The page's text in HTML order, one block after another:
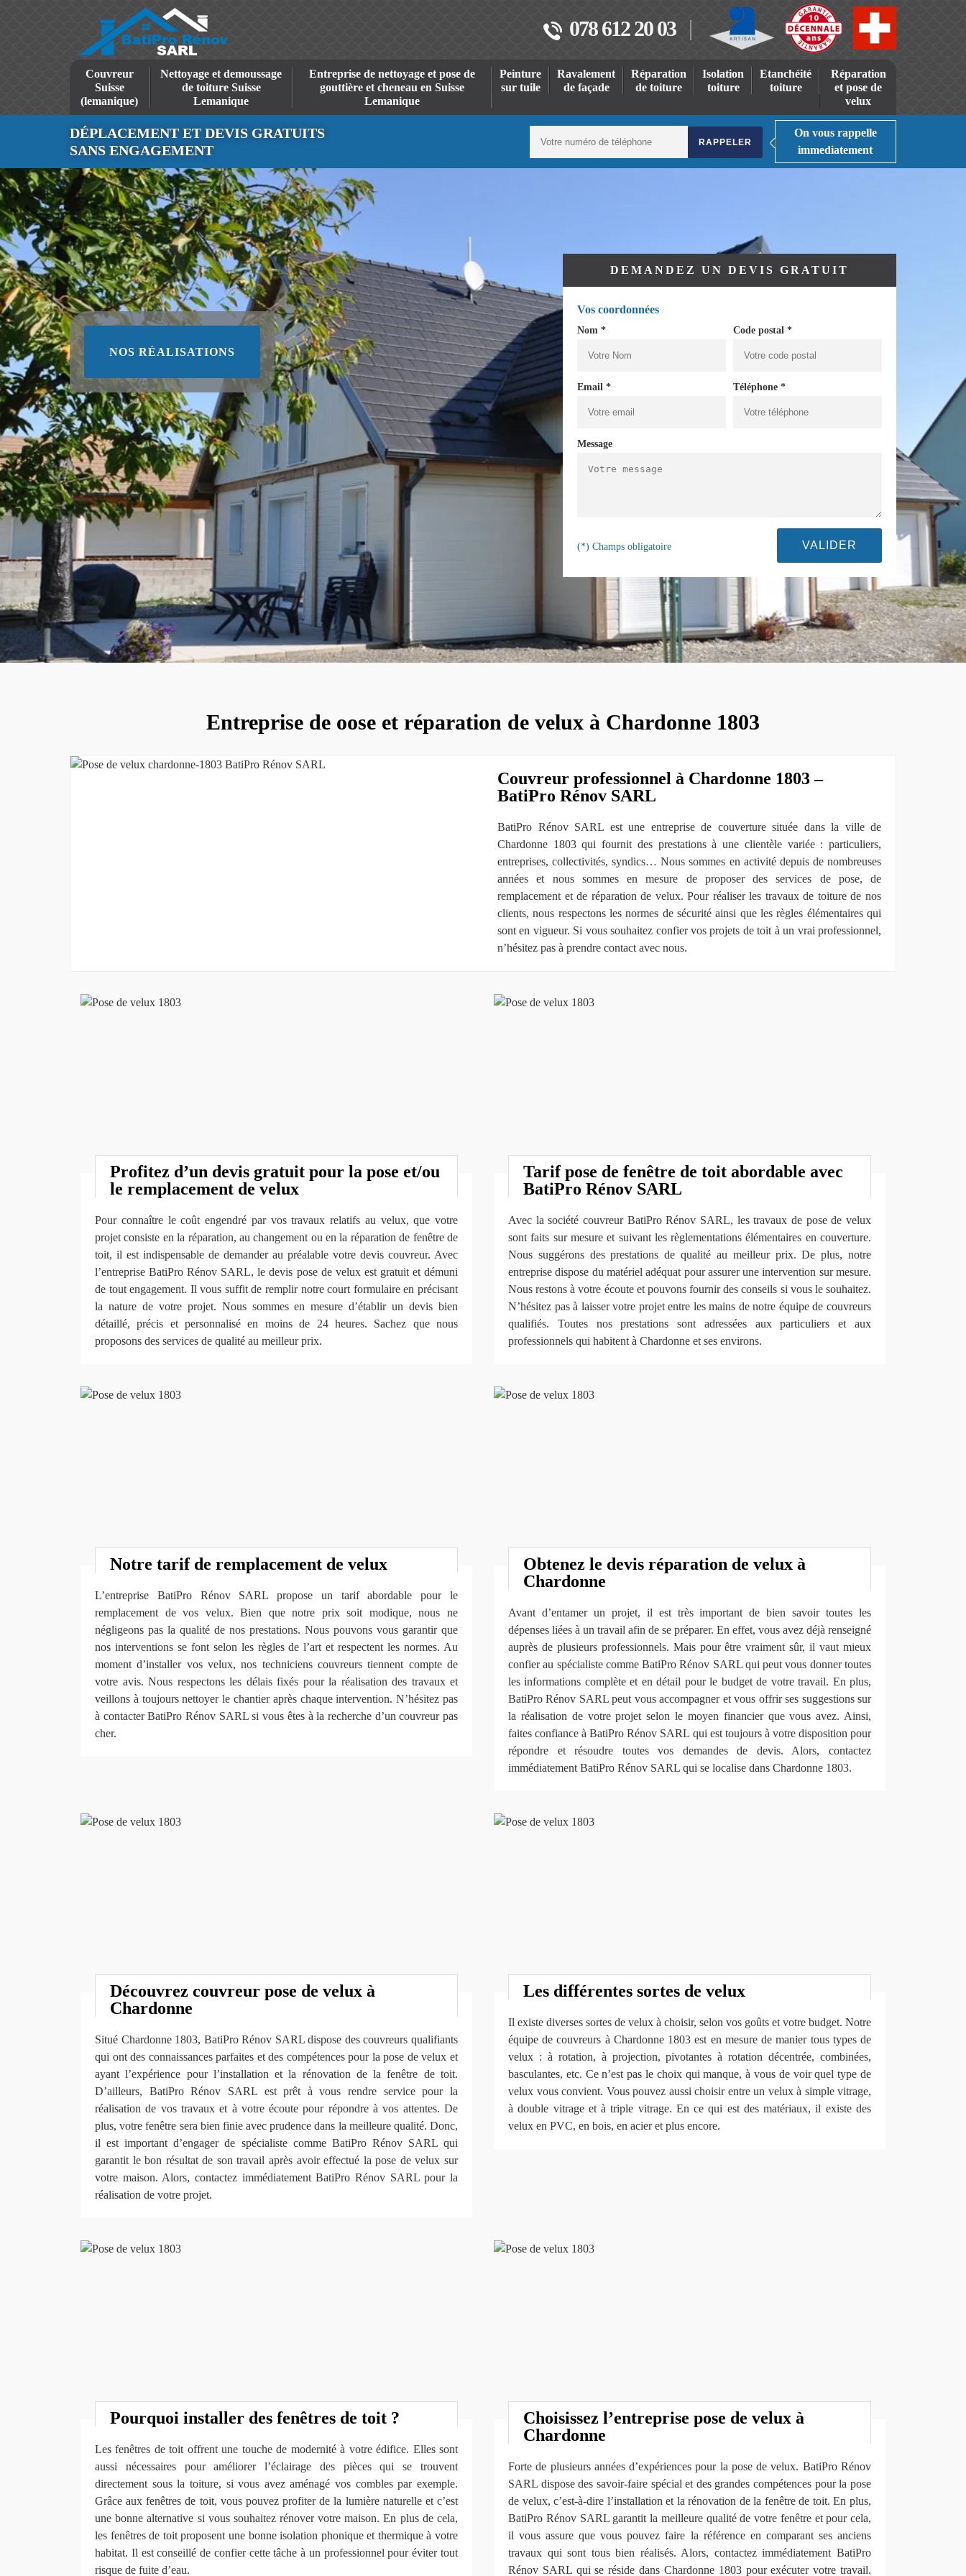
078 612 20 03
Couvreur
Suisse
(lemanique)
Nettoyage et demoussage
de toiture Suisse
Lemanique
Entreprise de nettoyage et pose de
gouttière et cheneau en Suisse
Lemanique
Peinture
sur tuile
Ravalement
de façade
Réparation
de toiture
Isolation
toiture
Etanchéité
toiture
Réparation
et pose de
velux
DÉPLACEMENT ET DEVIS GRATUITS
SANS ENGAGEMENT
On vous rappelle
immediatement
NOS RÉALISATIONS
DEMANDEZ UN DEVIS GRATUIT
Vos coordonnées
Nom * Code postal *
Email * Téléphone *
Message
(*) Champs obligatoire
Entreprise de oose et réparation de velux à Chardonne 1803
Couvreur professionnel à Chardonne 1803 –
BatiPro Rénov SARL
BatiPro Rénov SARL est une entreprise de couverture située dans la ville de
Chardonne 1803 qui fournit des prestations à une clientèle variée : particuliers,
entreprises, collectivités, syndics… Nous sommes en activité depuis de nombreuses
années et nous sommes en mesure de proposer des services de pose, de
remplacement et de réparation de velux. Pour réaliser les travaux de toiture de nos
clients, nous respectons les normes de sécurité ainsi que les règles élémentaires qui
sont en vigueur. Si vous souhaitez confier vos projets de toit à un vrai professionnel,
n’hésitez pas à prendre contact avec nous.
Profitez d’un devis gratuit pour la pose et/ou
le remplacement de velux
Pour connaître le coût engendré par vos travaux relatifs au velux, que votre
projet consiste en la réparation, au changement ou en la réparation de fenêtre de
toit, il est indispensable de demander au préalable votre devis couvreur. Avec
l’entreprise BatiPro Rénov SARL, le devis pose de velux est gratuit et démuni
de tout engagement. Il vous suffit de remplir notre court formulaire en précisant
la nature de votre projet. Nous sommes en mesure d’établir un devis bien
détaillé, précis et personnalisé en moins de 24 heures. Sachez que nous
proposons des services de qualité au meilleur prix.
Tarif pose de fenêtre de toit abordable avec
BatiPro Rénov SARL
Avec la société couvreur BatiPro Rénov SARL, les travaux de pose de velux
sont faits sur mesure et suivant les règlementations élémentaires en couverture.
Nous suggérons des prestations de qualité au meilleur prix. De plus, notre
entreprise dispose du matériel adéquat pour assurer une intervention sur mesure.
Nous restons à votre écoute et pouvons fournir des conseils si vous le souhaitez.
N’hésitez pas à laisser votre projet entre les mains de notre équipe de couvreurs
qualifiés. Toutes nos prestations sont adressées aux particuliers et aux
professionnels qui habitent à Chardonne et ses environs.
Notre tarif de remplacement de velux
L’entreprise BatiPro Rénov SARL propose un tarif abordable pour le
remplacement de vos velux. Bien que notre prix soit modique, nous ne
négligeons pas la qualité de nos prestations. Nous pouvons vous garantir que
nos interventions se font selon les règles de l’art et respectent les normes. Au
moment d’installer vos velux, nos techniciens couvreurs tiennent compte de
votre avis. Nous respectons les délais fixés pour la réalisation des travaux et
veillons à toujours nettoyer le chantier après chaque intervention. N’hésitez pas
à contacter BatiPro Rénov SARL si vous êtes à la recherche d’un couvreur pas
cher.
Obtenez le devis réparation de velux à
Chardonne
Avant d’entamer un projet, il est très important de bien savoir toutes les
dépenses liées à un travail afin de se préparer. En effet, vous avez déjà renseigné
auprès de plusieurs professionnels. Mais pour être vraiment sûr, il vaut mieux
confier au spécialiste comme BatiPro Rénov SARL qui peut vous donner toutes
les informations complète et en détail pour le budget de votre travail. En plus,
BatiPro Rénov SARL peut vous accompagner et vous offrir ses suggestions sur
la réalisation de votre projet selon le moyen financier que vous avez. Ainsi,
faites confiance à BatiPro Rénov SARL qui est toujours à votre disposition pour
répondre et résoudre toutes vos demandes de devis. Alors, contactez
immédiatement BatiPro Rénov SARL qui se localise dans Chardonne 1803.
Découvrez couvreur pose de velux à
Chardonne
Situé Chardonne 1803, BatiPro Rénov SARL dispose des couvreurs qualifiants
qui ont des connaissances parfaites et des compétences pour la pose de velux et
ayant l’expérience pour l’installation et la rénovation de la fenêtre de toit.
D’ailleurs, BatiPro Rénov SARL est prêt à vous rendre service pour la
réalisation de vos travaux et à votre écoute pour répondre à vos attentes. De
plus, votre fenêtre sera bien finie avec prudence dans la meilleure qualité. Donc,
il est important d’engager de spécialiste comme BatiPro Rénov SARL qui
garantit le bon résultat de son travail après avoir effectué la pose de velux sur
votre maison. Alors, contactez immédiatement BatiPro Rénov SARL pour la
réalisation de votre projet.
Les différentes sortes de velux
Il existe diverses sortes de velux à choisir, selon vos goûts et votre budget. Notre
équipe de couvreurs à Chardonne 1803 est en mesure de manier tous types de
velux : à rotation, à projection, pivotantes à rotation décentrée, combinées,
basculantes, etc. Ce n’est pas le choix qui manque, à vous de voir quel type de
velux vous convient. Vous pouvez aussi choisir entre un velux à simple vitrage,
à double vitrage et à triple vitrage. En ce qui est des matériaux, il existe des
velux en PVC, en bois, en acier et plus encore.
Pourquoi installer des fenêtres de toit ?
Les fenêtres de toit offrent une touche de modernité à votre édifice. Elles sont
aussi nécessaires pour améliorer l’éclairage des pièces qui se trouvent
directement sous la toiture, si vous avez aménagé vos combles par exemple.
Grâce aux fenêtres de toit, vous pouvez profiter de la lumière naturelle et c’est
une bonne alternative si vous souhaitez rénover votre maison. En plus de cela,
les fenêtres de toit proposent une bonne isolation phonique et thermique à votre
habitat. Il est conseillé de confier cette tâche à un professionnel pour éviter tout
risque de fuite d’eau.
Choisissez l’entreprise pose de velux à
Chardonne
Forte de plusieurs années d’expériences pour la pose de velux. BatiPro Rénov
SARL dispose des savoir-faire spécial et des grandes compétences pour la pose
de velux, c’est-à-dire l’installation et la rénovation de la fenêtre de toit. En plus,
BatiPro Rénov SARL garantit la meilleure qualité de votre fenêtre et pour cela,
il vous assure que vous pouvez faire la référence en comparant ses anciens
travaux qui sont tous bien réalisés. Alors, contactez immédiatement BatiPro
Rénov SARL qui se réside dans Chardonne 1803 pour exécuter votre travail.